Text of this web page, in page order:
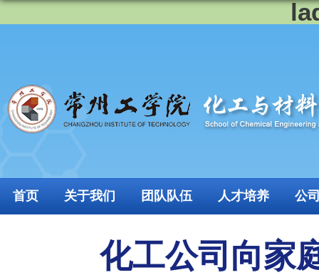
首页 关于我们 团队队伍 人才培养 公
化工公司向家